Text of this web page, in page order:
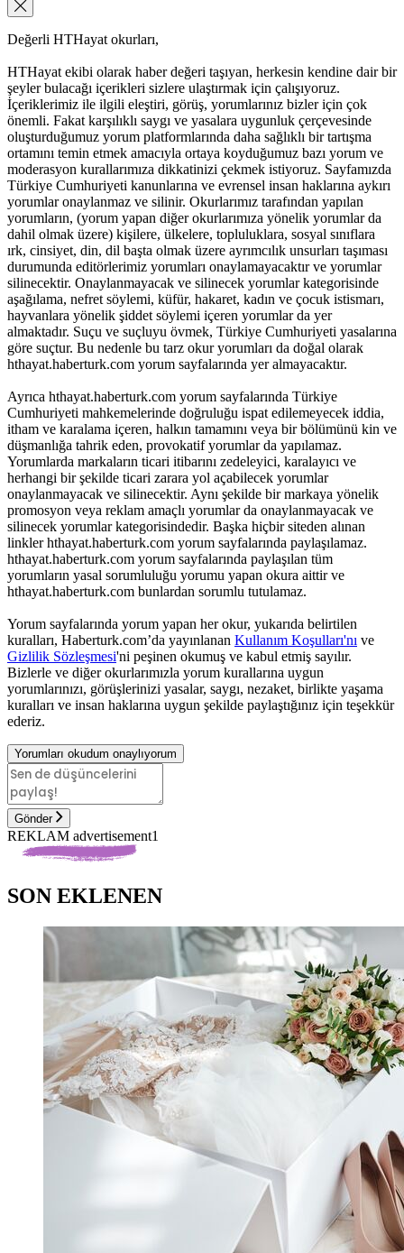
Değerli HTHayat okurları,
HTHayat ekibi olarak haber değeri taşıyan, herkesin kendine dair bir
şeyler bulacağı içerikleri sizlere ulaştırmak için çalışıyoruz.
İçeriklerimiz ile ilgili eleştiri, görüş, yorumlarınız bizler için çok
önemli. Fakat karşılıklı saygı ve yasalara uygunluk çerçevesinde
oluşturduğumuz yorum platformlarında daha sağlıklı bir tartışma
ortamını temin etmek amacıyla ortaya koyduğumuz bazı yorum ve
moderasyon kurallarımıza dikkatinizi çekmek istiyoruz. Sayfamızda
Türkiye Cumhuriyeti kanunlarına ve evrensel insan haklarına aykırı
yorumlar onaylanmaz ve silinir. Okurlarımız tarafından yapılan
yorumların, (yorum yapan diğer okurlarımıza yönelik yorumlar da
dahil olmak üzere) kişilere, ülkelere, topluluklara, sosyal sınıflara
ırk, cinsiyet, din, dil başta olmak üzere ayrımcılık unsurları taşıması
durumunda editörlerimiz yorumları onaylamayacaktır ve yorumlar
silinecektir. Onaylanmayacak ve silinecek yorumlar kategorisinde
aşağılama, nefret söylemi, küfür, hakaret, kadın ve çocuk istismarı,
hayvanlara yönelik şiddet söylemi içeren yorumlar da yer
almaktadır. Suçu ve suçluyu övmek, Türkiye Cumhuriyeti yasalarına
göre suçtur. Bu nedenle bu tarz okur yorumları da doğal olarak
hthayat.haberturk.com yorum sayfalarında yer almayacaktır.
Ayrıca hthayat.haberturk.com yorum sayfalarında Türkiye
Cumhuriyeti mahkemelerinde doğruluğu ispat edilemeyecek iddia,
itham ve karalama içeren, halkın tamamını veya bir bölümünü kin ve
düşmanlığa tahrik eden, provokatif yorumlar da yapılamaz.
Yorumlarda markaların ticari itibarını zedeleyici, karalayıcı ve
herhangi bir şekilde ticari zarara yol açabilecek yorumlar
onaylanmayacak ve silinecektir. Aynı şekilde bir markaya yönelik
promosyon veya reklam amaçlı yorumlar da onaylanmayacak ve
silinecek yorumlar kategorisindedir. Başka hiçbir siteden alınan
linkler hthayat.haberturk.com yorum sayfalarında paylaşılamaz.
hthayat.haberturk.com yorum sayfalarında paylaşılan tüm
yorumların yasal sorumluluğu yorumu yapan okura aittir ve
hthayat.haberturk.com bunlardan sorumlu tutulamaz.
Yorum sayfalarında yorum yapan her okur, yukarıda belirtilen
kuralları, Haberturk.com’da yayınlanan Kullanım Koşulları'nı ve
Gizlilik Sözleşmesi'ni peşinen okumuş ve kabul etmiş sayılır.
Bizlerle ve diğer okurlarımızla yorum kurallarına uygun
yorumlarınızı, görüşlerinizi yasalar, saygı, nezaket, birlikte yaşama
kuralları ve insan haklarına uygun şekilde paylaştığınız için teşekkür
ederiz.
Yorumları okudum onaylıyorum
Gönder
REKLAM advertisement1
SON EKLENEN